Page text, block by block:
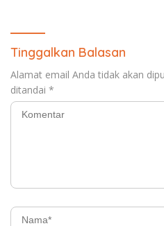
Tinggalkan Balasan
Alamat email Anda tidak akan
ditandai *